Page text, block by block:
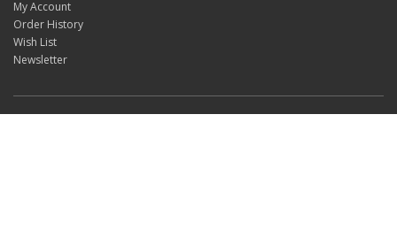
My Account
Order History
Wish List
Newsletter